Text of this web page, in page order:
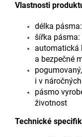
Vlastnosti
délka
šířka pásma:
automatická
a bezpečné
i v
pásmo
životnost
Technické